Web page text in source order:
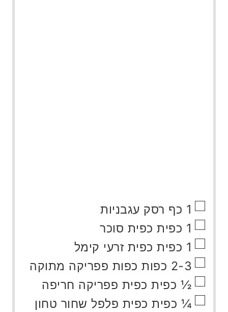
▢
1 כף רסק עגבניות
▢
1 כפית כפית סוכר
▢
1 כפית כפית זרעי קימל
▢
2-3 כפות כפות פפריקה מתוקה
▢
½ כפית כפית פפריקה חריפה
▢
¼ כפית כפית פלפל שחור טחון